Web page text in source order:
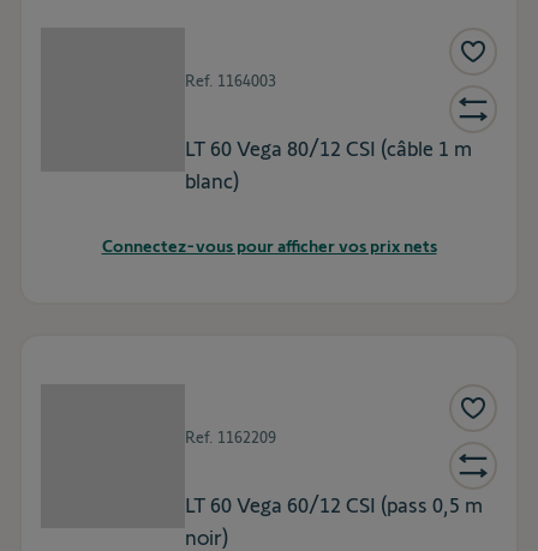
Ref. 1164003
LT 60 Vega 80/12 CSI (câble 1 m
blanc)
Connectez-vous pour afficher vos prix nets
Ref. 1162209
LT 60 Vega 60/12 CSI (pass 0,5 m
noir)